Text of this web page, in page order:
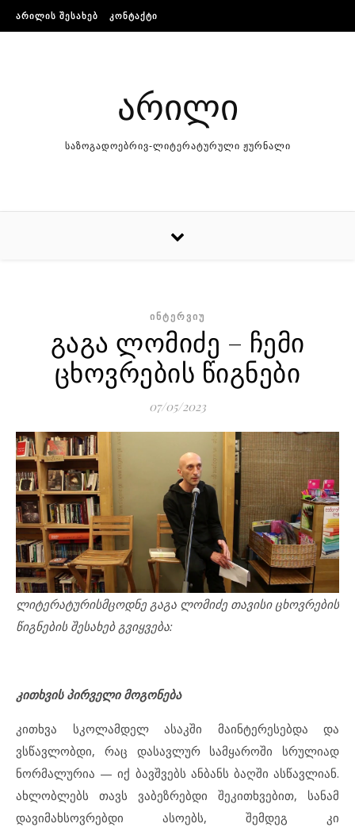
Skip to content
ᲐᲠᲘᲚᲘᲡ ᲨᲔᲡᲐᲮᲔᲑ ᲙᲝᲜᲢᲐᲥᲢᲘ
არილი
საზოგადოებრივ-ლიტერატურული ჟურნალი
ᲘᲜᲢᲔᲠᲕᲘᲣ
გაგა ლომიძე – ჩემი
ცხოვრების წიგნები
07/05/2023
ლიტერატურისმცოდნე გაგა ლომიძე თავისი ცხოვრების
წიგნების შესახებ გვიყვება:
კითხვის პირველი მოგონება
კითხვა სკოლამდელ ასაკში მაინტერესებდა და
ვსწავლობდი, რაც დასავლურ სამყაროში სრულიად
ნორმალურია — იქ ბავშვებს ანბანს ბაღში ასწავლიან.
ახლობლებს თავს ვაბეზრებდი შეკითხვებით, სანამ
დავიმახსოვრებდი ასოებს, შემდეგ კი